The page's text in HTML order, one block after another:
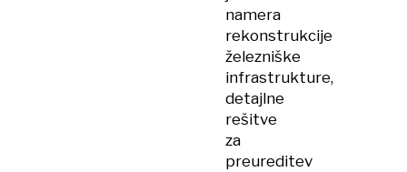
namera
rekonstrukcije
železniške
infrastrukture,
detajlne
rešitve
za
preureditev